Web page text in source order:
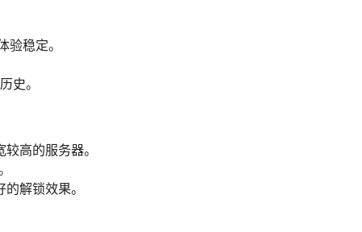
稳定。
史。
高的服务器。
解锁效果。